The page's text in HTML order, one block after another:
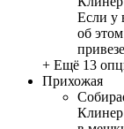
Если у
об
+ Ещё 13
Прихожая